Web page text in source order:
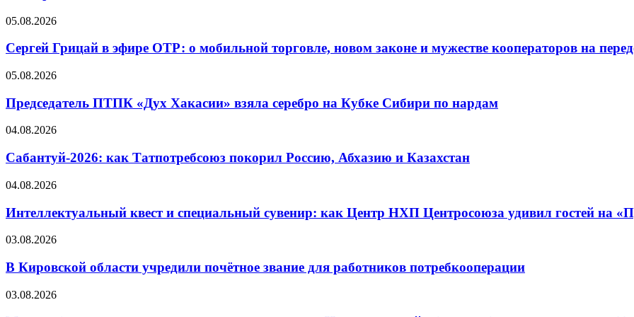
05.08.2026
Сергей Грицай в эфире ОТР: о мобильной торговле, новом законе и мужестве кооператоров на
05.08.2026
Председатель ПТПК «Дух Хакасии» взяла серебро на Кубке Сибири по нардам
04.08.2026
Сабантуй-2026: как Татпотребсоюз покорил Россию, Абхазию и Казахстан
04.08.2026
Интеллектуальный квест и специальный сувенир: как Центр НХП Центросоюза удивил гостей на
03.08.2026
В Кировской области учредили почётное звание для работников потребкооперации
03.08.2026